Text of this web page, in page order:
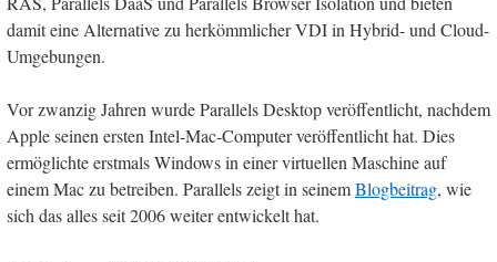
damit eine Alternative zu herkömmlicher VDI in Hybrid- und Cloud-
Umgebungen.
Vor zwanzig Jahren wurde Parallels Desktop veröffentlicht, nachdem
Apple seinen ersten Intel-Mac-Computer veröffentlicht hat. Dies
ermöglichte erstmals Windows in einer virtuellen Maschine auf
einem Mac zu betreiben. Parallels zeigt in seinemBlogbeitrag, wie
sich das alles seit 2006 weiter entwickelt hat.